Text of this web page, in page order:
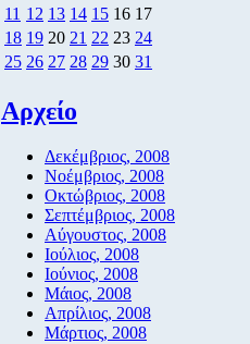
11 12 13 14 15 16 17
18 19 20 21 22 23 24
25 26 27 28 29 30 31
Αρχείο
Δεκέμβριος, 2008
Νοέμβριος, 2008
Οκτώβριος, 2008
Σεπτέμβριος, 2008
Αύγουστος, 2008
Ιούλιος, 2008
Ιούνιος, 2008
Μάιος, 2008
Απρίλιος, 2008
Μάρτιος, 2008